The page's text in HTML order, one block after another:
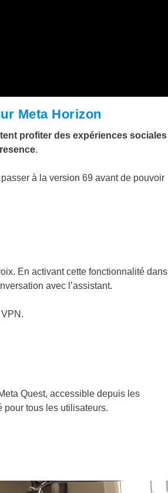
Meta Horizon
profiter des expériences sociales
.
à la version 69 avant de pouvoir
En activant cette fonctionnalité dans
avec l’assistant.
Quest, accessible depuis les
pour tous les utilisateurs.